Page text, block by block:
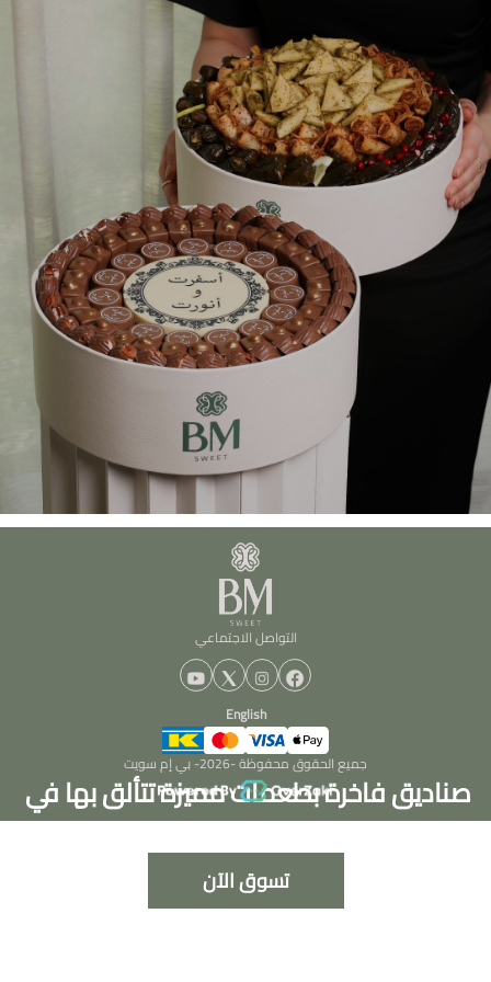
صناديق فاخرة بطعمات مميزة تتألق بها في
مناسباتك
تسوق الآن
التواصل الاجتماعي
English
جميع الحقوق محفوظة -2026- بي إم سويت